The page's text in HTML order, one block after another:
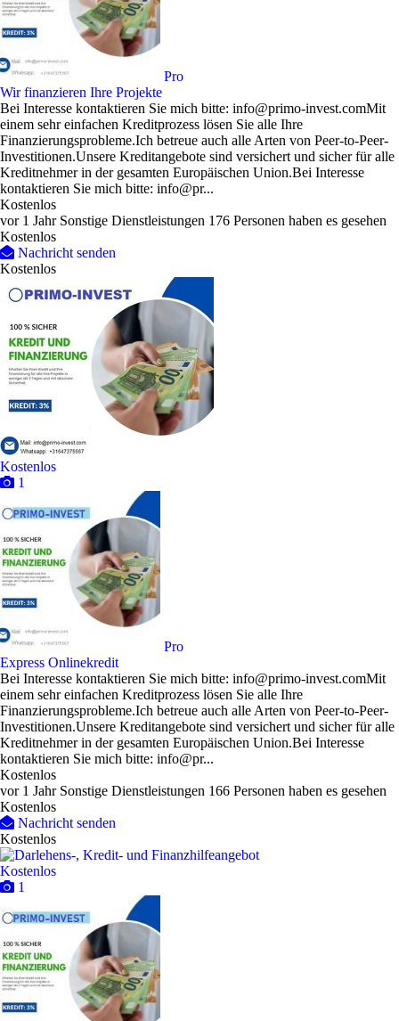
Pro
Wir finanzieren Ihre Projekte
Bei Interesse kontaktieren Sie mich bitte: info@primo-invest.comMit
einem sehr einfachen Kreditprozess lösen Sie alle Ihre
Finanzierungsprobleme.Ich betreue auch alle Arten von Peer-to-Peer-
Investitionen.Unsere Kreditangebote sind versichert und sicher für alle
Kreditnehmer in der gesamten Europäischen Union.Bei Interesse
kontaktieren Sie mich bitte: info@pr...
Kostenlos
vor 1 Jahr Sonstige Dienstleistungen 176 Personen haben es gesehen
Kostenlos
Nachricht senden
Kostenlos
Kostenlos
1
Pro
Express Onlinekredit
Bei Interesse kontaktieren Sie mich bitte: info@primo-invest.comMit
einem sehr einfachen Kreditprozess lösen Sie alle Ihre
Finanzierungsprobleme.Ich betreue auch alle Arten von Peer-to-Peer-
Investitionen.Unsere Kreditangebote sind versichert und sicher für alle
Kreditnehmer in der gesamten Europäischen Union.Bei Interesse
kontaktieren Sie mich bitte: info@pr...
Kostenlos
vor 1 Jahr Sonstige Dienstleistungen 166 Personen haben es gesehen
Kostenlos
Nachricht senden
Kostenlos
Kostenlos
1